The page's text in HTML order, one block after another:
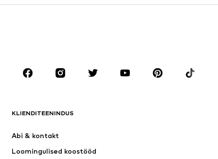
Aksessuaarid
Premium
Uus
KLIENDITEENINDUS
Abi & kontakt
Loomingulised koostööd